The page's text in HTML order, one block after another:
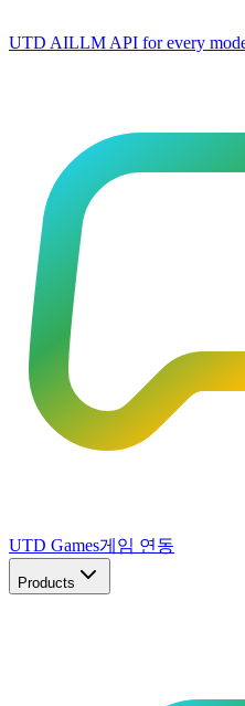
UTD AILLM API for every
UTD Games게임 연동
Products